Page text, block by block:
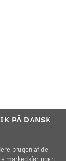
PÅ DANSK
brugen af de
markedsføringen